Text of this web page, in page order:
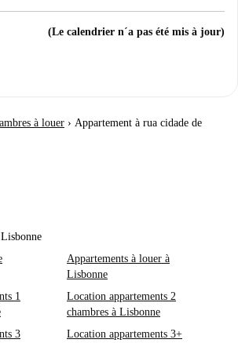
(Le calendrier n´a pas été mis à jour)
à louer › Appartement à rua cidade de
Appartements à louer à
Lisbonne
1
Location appartements 2
chambres à Lisbonne
3
Location appartements 3+